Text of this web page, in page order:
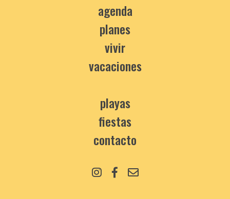
agenda
planes
vivir
vacaciones
playas
fiestas
contacto